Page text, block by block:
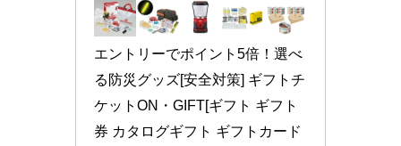
エントリーでポイント5倍！選べ
る防災グッズ[安全対策] ギフトチ
ケットON・GIFT[ギフト ギフト
券 カタログギフト ギフトカード